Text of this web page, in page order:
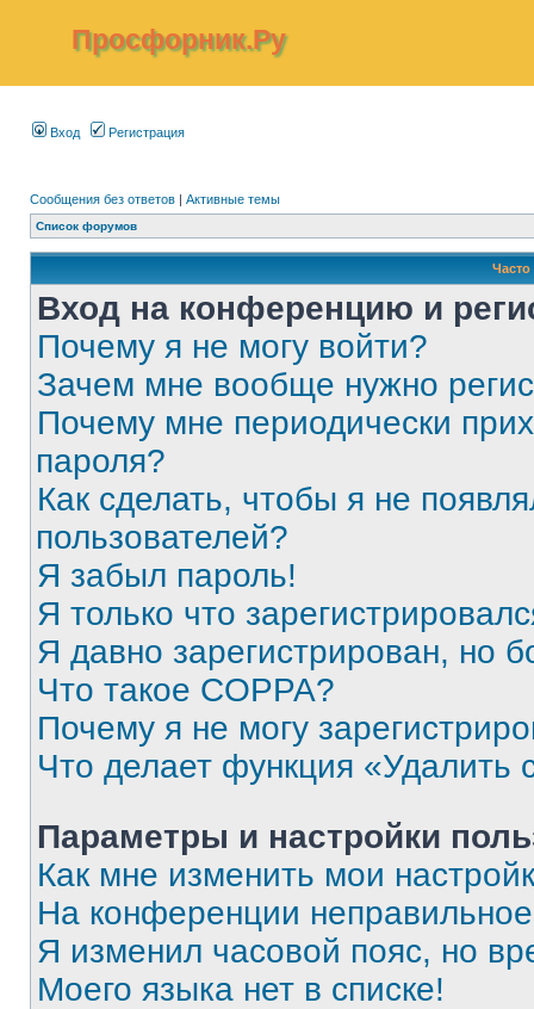
Просфорник.Ру
Вход Регистрация
Сообщения без ответов | Активные темы
Список форумов
Вход на конференцию и
Почему я не могу войти?
Зачем мне вообще нужно
Почему мне периодически
пароля?
Как сделать, чтобы я не
пользователей?
Я забыл пароль!
Я только что
Я давно зарегистрирован, но
Что такое COPPA?
Почему я не могу
Что делает функция «Удалить
Параметры и настройки
Как мне изменить мои
На конференции
Я изменил часовой пояс, но
Моего языка нет в списке!